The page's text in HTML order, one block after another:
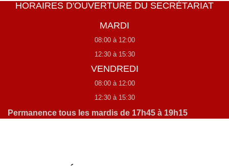
HORAIRES D'OUVERTURE DU SECRÉTARIAT
MARDI
08:00 à 12:00
12:30 à 15:30
VENDREDI
08:00 à 12:00
12:30 à 15:30
Permanence tous les mardis de 17h45 à 19h15